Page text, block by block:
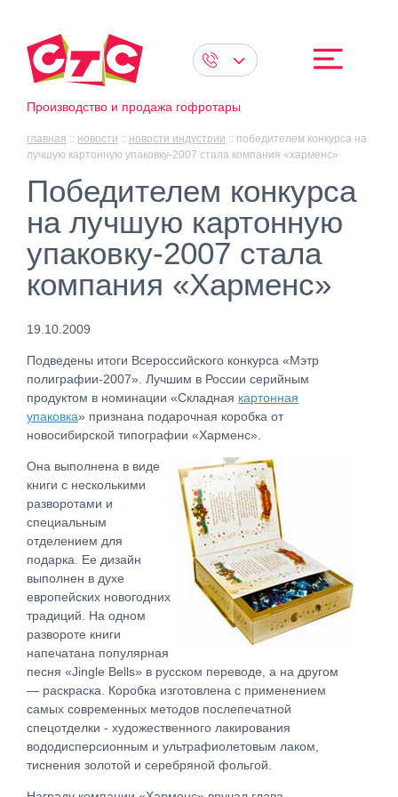
Производство и продажа гофротары
главная :: новости :: новости индустрии :: победителем конкурса на
лучшую картонную упаковку-2007 стала компания «харменс»
Победителем конкурса
на лучшую картонную
упаковку-2007 стала
компания «Харменс»
19.10.2009
Подведены итоги Всероссийского конкурса «Мэтр
полиграфии-2007». Лучшим в России серийным
продуктом в номинации «Складная картонная
упаковка» признана подарочная коробка от
новосибирской типографии «Харменс».
Она выполнена в виде
книги с несколькими
разворотами и
специальным
отделением для
подарка. Ее дизайн
выполнен в духе
европейских новогодних
традиций. На одном
развороте книги
напечатана популярная
песня «Jingle Bells» в русском переводе, а на другом
— раскраска. Коробка изготовлена с применением
самых современных методов послепечатной
спецотделки - художественного лакирования
вододисперсионным и ультрафиолетовым лаком,
тиснения золотой и серебряной фольгой.